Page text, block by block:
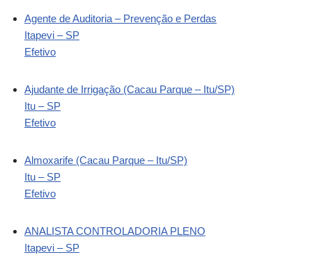
Agente de Auditoria – Prevenção e Perdas
Itapevi – SP
Efetivo
Ajudante de Irrigação (Cacau Parque – Itu/SP)
Itu – SP
Efetivo
Almoxarife (Cacau Parque – Itu/SP)
Itu – SP
Efetivo
ANALISTA CONTROLADORIA PLENO
Itapevi – SP